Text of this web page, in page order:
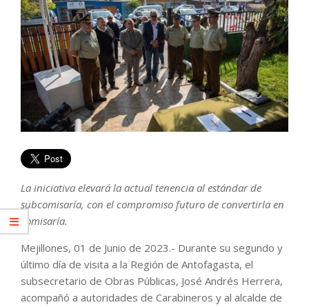
La iniciativa elevará la actual tenencia al estándar de
subcomisaría, con el compromiso futuro de convertirla en
comisaría.
Mejillones, 01 de Junio de 2023.- Durante su segundo y
último día de visita a la Región de Antofagasta, el
subsecretario de Obras Públicas, José Andrés Herrera,
acompañó a autoridades de Carabineros y al alcalde de